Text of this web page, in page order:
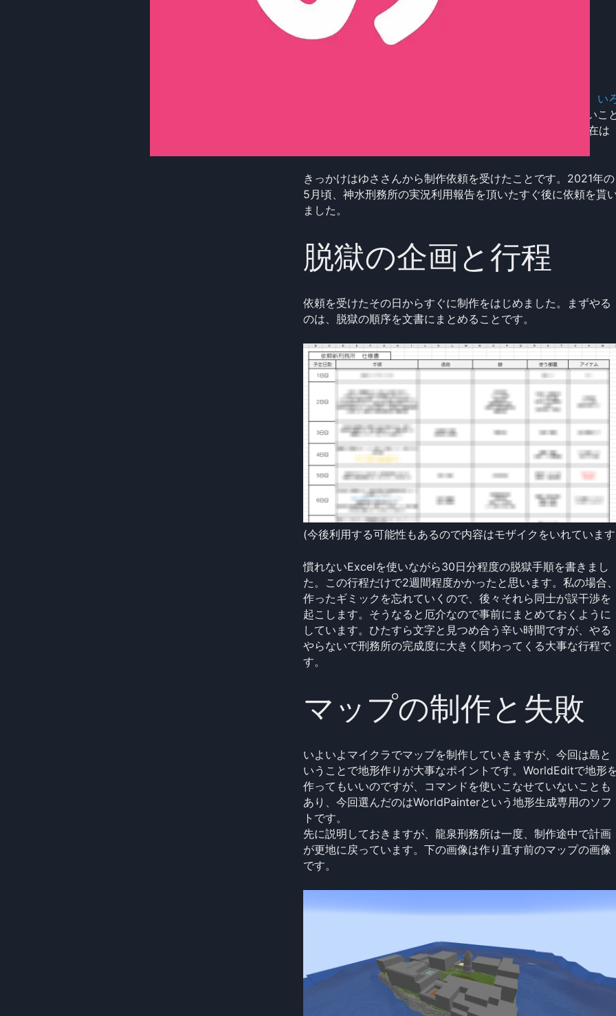
務所の制作記ですが(笑)
制作のきっかけ
い
専用に制作したマップです。有難いこ
。(現在は
きっかけはゆささんから制作依頼を受けたことです。2021年の
5月頃、神水刑務所の実況利用報告を頂いたすぐ後に依頼を貰
ました。
脱獄の企画と行程
依頼を受けたその日からすぐに制作をはじめました。まずやる
のは、脱獄の順序を文書にまとめることです。
(今後利用する可能性もあるので内容はモザイクをいれていま
慣れないExcelを使いながら30日分程度の脱獄手順を書きまし
た。この行程だけで2週間程度かかったと思います。私の場合
作ったギミックを忘れていくので、後々それら同士が誤干渉を
起こします。そうなると厄介なので事前にまとめておくように
しています。ひたすら文字と見つめ合う辛い時間ですが、やる
やらないで刑務所の完成度に大きく関わってくる大事な行程で
す。
マップの制作と失敗
いよいよマイクラでマップを制作していきますが、今回は島と
いうことで地形作りが大事なポイントです。WorldEditで地形
作ってもいいのですが、コマンドを使いこなせていないことも
あり、今回選んだのはWorldPainterという地形生成専用のソフ
トです。
先に説明しておきますが、龍泉刑務所は一度、制作途中で計画
が更地に戻っています。下の画像は作り直す前のマップの画像
です。